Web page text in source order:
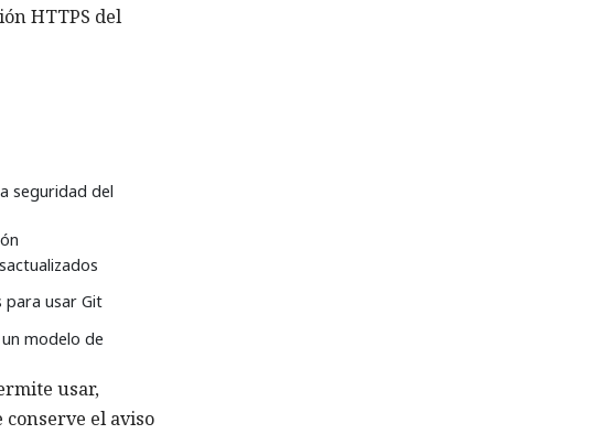
HTTPS del
seguridad del
para usar Git
modelo de
usar,
el aviso